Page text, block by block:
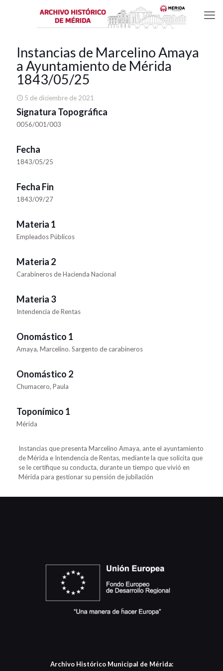
Instancias de Marcelino Amaya
a Ayuntamiento de Mérida
1843/05/25
5 de diciembre de 2021
Signatura Topográfica
0056/001/003
Fecha
1843/05/25
Fecha Fin
1843/09/27
Materia 1
Empleados Públicos
Materia 2
Carabineros de Hacienda Nacional
Materia 3
Intendencia de Rentas
Onomástico 1
Amaya, Marcelino. Sargento de carabineros
Onomástico 2
Chumacero, Paula
Toponímico 1
Mérida
Instancias que presenta Marcelino Amaya, ante el ayuntamiento
de Mérida e Intendencia de Rentas, mediante la que solicita que
se le certifique su conducta, durante un tiempo que vivió en
Mérida para gestionar su pensión de jubilación
Archivo Histórico Municipal de Mérida: